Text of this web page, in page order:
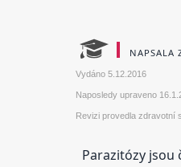
NAPSALA
Vydáno5.12.2016
Naposledy upraveno
Revizi provedla zdravotní
Parazitózy jsou